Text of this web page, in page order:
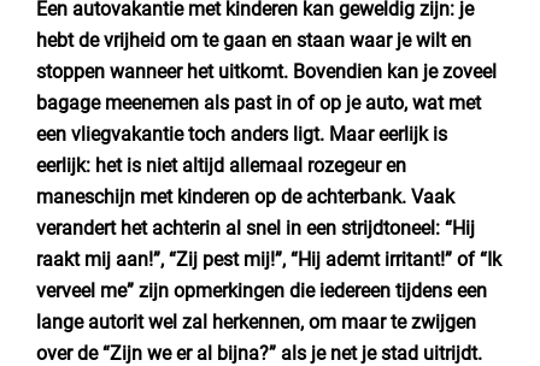
Nederland
België
Luxemburg
Frankrijk
Zwitserland
Nieuws / blog
Een autovakantie met kinderen kan geweldig zijn: je
hebt de vrijheid om te gaan en staan waar je wilt en
stoppen wanneer het uitkomt. Bovendien kan je zoveel
bagage meenemen als past in of op je auto, wat met
een vliegvakantie toch anders ligt. Maar eerlijk is
eerlijk: het is niet altijd allemaal rozegeur en
maneschijn met kinderen op de achterbank. Vaak
verandert het achterin al snel in een strijdtoneel: “Hij
raakt mij aan!”, “Zij pest mij!”, “Hij ademt irritant!” of “Ik
verveel me” zijn opmerkingen die iedereen tijdens een
lange autorit wel zal herkennen, om maar te zwijgen
over de “Zijn we er al bijna?” als je net je stad uitrijdt.